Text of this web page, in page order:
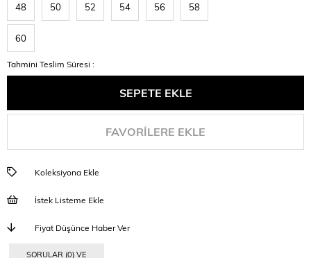
48 50 52 54 56 58
60
Tahmini Teslim Süresi :
FAVORILERE EKLE
Koleksiyona Ekle
İstek Listeme Ekle
Fiyat Düşünce Haber Ver
SORULAR (0) VE